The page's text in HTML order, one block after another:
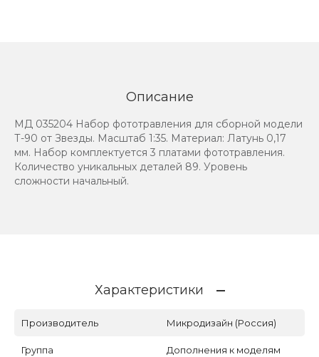
Описание
МД 035204 Набор фототравления для сборной модели
Т-90 от Звезды. Масштаб 1:35. Материал: Латунь 0,17
мм. Набор комплектуется 3 платами фототравления.
Количество уникальных деталей 89. Уровень
сложности начальный.
Характеристики
Производитель Микродизайн (Россия)
Группа Дополнения к моделям